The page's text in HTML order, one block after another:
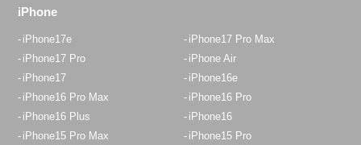
iPhone
iPhone17e
iPhone17 Pro Max
iPhone17 Pro
iPhone Air
iPhone17
iPhone16e
iPhone16 Pro Max
iPhone16 Pro
iPhone16 Plus
iPhone16
iPhone15 Pro Max
iPhone15 Pro